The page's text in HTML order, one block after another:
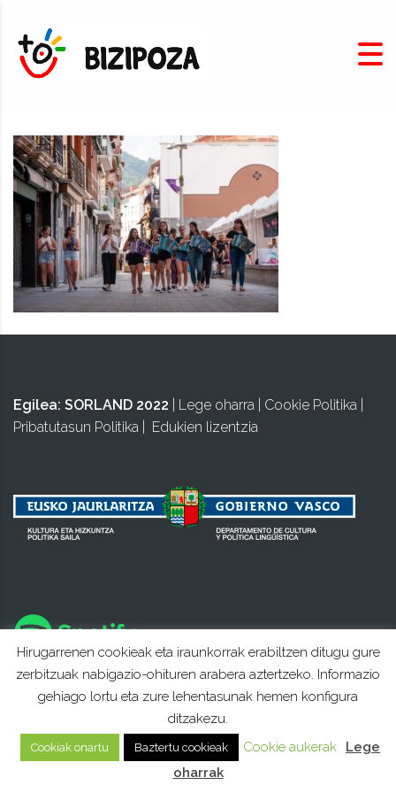
Egilea: SORLAND 2022 Lege oharra Cookie Politika
Pribatutasun Politika
Edukien lizentzia
Hirugarrenen cookieak eta iraunkorrak erabiltzen ditugu gure
zerbitzuak nabigazio-ohituren arabera aztertzeko. Informazio
gehiago lortu eta zure lehentasunak hemen konfigura
ditzakezu.
Cookiak onartu Baztertu cookieak Cookie aukerak
Lege
oharrak